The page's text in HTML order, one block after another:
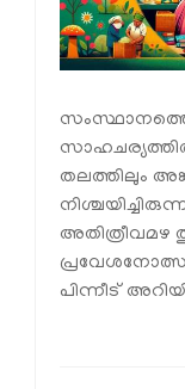
തലത്തിലും
പിന്നീട്